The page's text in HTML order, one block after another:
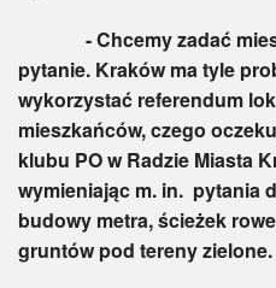
- Chcemy zadać
pytanie. Kraków ma tyle
wykorzystać referendum
mieszkańców, czego
klubu PO w Radzie Miasta
wymieniając m. in. pytania
budowy metra, ścieżek
gruntów pod tereny zielone.